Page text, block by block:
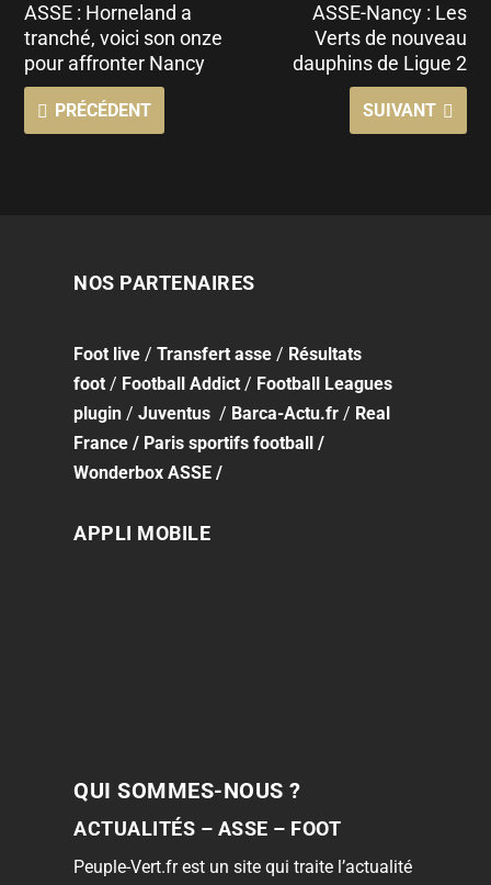
ASSE : Horneland a
tranché, voici son onze
pour affronter Nancy
PRÉCÉDENT
ASSE-Nancy : Les
Verts de nouveau
dauphins de Ligue 2
SUIVANT
NOS PARTENAIRES
Foot live /Transfert asse / Résultats
foot / Football Addict / Football Leagues
plugin /Juventus / Barca-Actu.fr / Real
France / Paris sportifs football
/
Wonderbox ASSE /
APPLI MOBILE
QUI SOMMES-NOUS ?
ACTUALITÉS – ASSE – FOOT
Peuple-Vert.fr est un site qui traite l’actualité